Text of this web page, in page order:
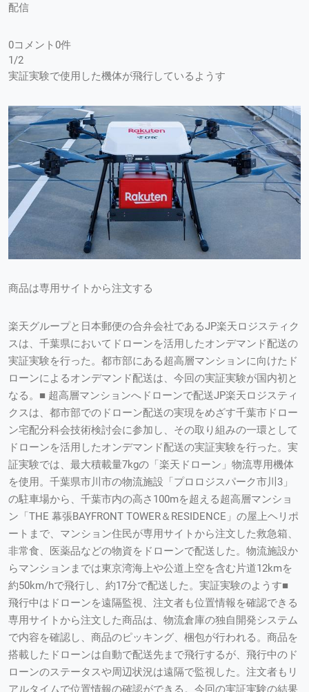
配信
0コメント0件
1/2
実証実験で使用した機体が飛行しているようす
商品は専用サイトから注文する
楽天グループと日本郵便の合弁会社であるJP楽天ロジスティク
スは、千葉県においてドローンを活用したオンデマンド配送の
実証実験を行った。都市部にある超高層マンションに向けたド
ローンによるオンデマンド配送は、今回の実証実験が国内初と
なる。■ 超高層マンションへドローンで配送JP楽天ロジスティ
クスは、都市部でのドローン配送の実現をめざす千葉市ドロー
ン宅配分科会技術検討会に参加し、その取り組みの一環として
ドローンを活用したオンデマンド配送の実証実験を行った。実
証実験では、最大積載量7kgの「楽天ドローン」物流専用機体
を使用。千葉県市川市の物流施設「プロロジスパーク市川3」
の駐車場から、千葉市内の高さ100mを超える超高層マンショ
ン「THE 幕張BAYFRONT TOWER＆RESIDENCE」の屋上ヘリポ
ートまで、マンション住民が専用サイトから注文した救急箱、
非常食、医薬品などの物資をドローンで配送した。物流施設か
らマンションまでは東京湾海上や公道上空を含む片道12kmを
約50km/hで飛行し、約17分で配送した。実証実験のようす■
飛行中はドローンを遠隔監視、注文者も位置情報を確認できる
専用サイトから注文した商品は、物流倉庫の独自開発システム
で内容を確認し、商品のピッキング、梱包が行われる。商品を
搭載したドローンは自動で配送先まで飛行するが、飛行中のド
ローンのステータスや周辺状況は遠隔で監視した。注文者もリ
アルタイムで位置情報の確認ができる。今回の実証実験の結果